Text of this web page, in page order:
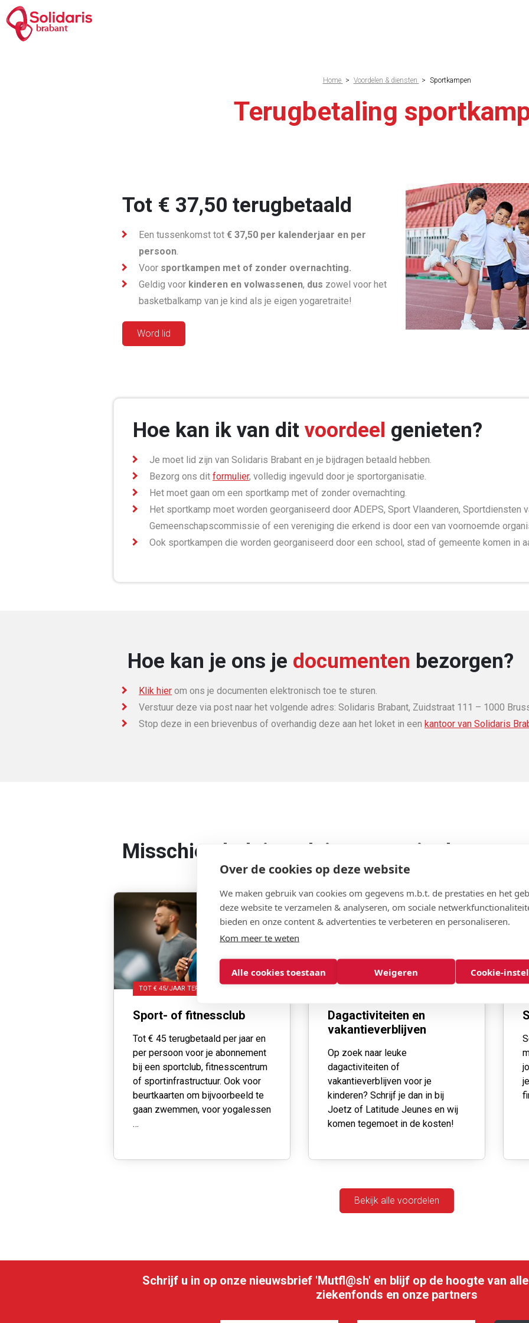
Over de cookies op deze website
We maken gebruik van cookies om gegevens m.b.t. de prestaties en het
deze website te verzamelen & analyseren, om sociale
bieden en onze content & advertenties te verbeteren en personaliseren.
Kom meer te weten
Alle cookies toestaan Weigeren Cookie-
Overslaan
en
brabant
Home > Voordelen & diensten > Sportkampen
Terugbetaling
Tot € 37,50 terugbetaald
Een tussenkomst tot € 37,50 per kalenderjaar en per
persoon.
Voor sportkampen met of zonder overnachting.
Geldig voor kinderen en volwassenen, dus zowel voor het
basketbalkamp van je kind als je eigen yogaretraite!
Word lid
Hoe kan ik van dit voordeel genieten?
Je moet lid zijn van Solidaris Brabant en je bijdragen betaald hebben.
Bezorg ons dit formulier, volledig ingevuld door je sportorganisatie.
Het moet gaan om een sportkamp met of zonder overnachting.
Het sportkamp moet worden georganiseerd door ADEPS, Sport Vlaanderen, Sportdiensten
Gemeenschapscommissie of een vereniging die erkend is door een van voornoemde
Ook sportkampen die worden georganiseerd door een school, stad of gemeente komen in
Hoe kan je ons je documenten bezorgen?
Klik hier om ons je documenten elektronisch toe te sturen.
Verstuur deze via post naar het volgende adres: Solidaris Brabant, Zuidstraat 111 – 1000
Stop deze in een brievenbus of overhandig deze aan het loket in een kantoor van Solidaris
Misschien heb je ook interesse in deze
TOT € 45/JAAR TERUGBETAALD
Sport- of fitnessclub
Tot € 45 terugbetaald per jaar en
per persoon voor je abonnement
bij een sportclub, fitnesscentrum
of sportinfrastructuur. Ook voor
beurtkaarten om bijvoorbeeld te
gaan zwemmen, voor yogalessen
…
Dagactiviteiten en
vakantieverblijven
Op zoek naar leuke
dagactiviteiten of
vakantieverblijven voor je
kinderen? Schrijf je dan in bij
Joetz of Latitude Jeunes en wij
komen tegemoet in de kosten!
Bekijk alle voordelen
Schrijf u in op onze nieuwsbrief 'Mutfl@sh' en blijf op de hoogte van
ziekenfonds en onze partners